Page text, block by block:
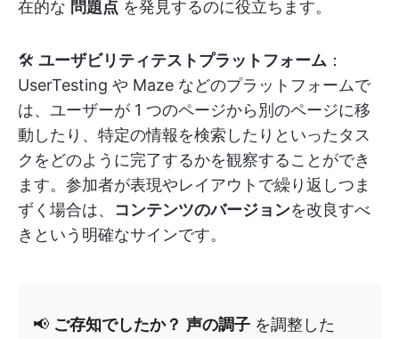
在的な 問題点 を発見するのに役立ちます。
🛠️ ユーザビリティテストプラットフォーム ：
UserTesting や Maze などのプラットフォームで
は、ユーザーが 1 つのページから別のページに移
動したり、特定の情報を検索したりといったタス
クをどのように完了するかを観察することができ
ます。参加者が表現やレイアウトで繰り返しつま
ずく場合は、 コンテンツのバージョンを改良すべ
きという明確なサインです。
📢 ご存知でしたか？ 声の調子 を調整した